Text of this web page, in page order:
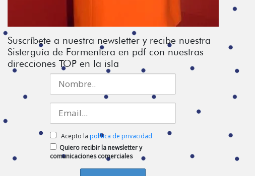
Suscríbete a nuestra newsletter y recibe nuestra
Sisterguía de Formentera en pdf con nuestras
direcciones TOP en la isla
Acepto la política de privacidad
Quiero recibir la newsletter y
comunicaciones comerciales